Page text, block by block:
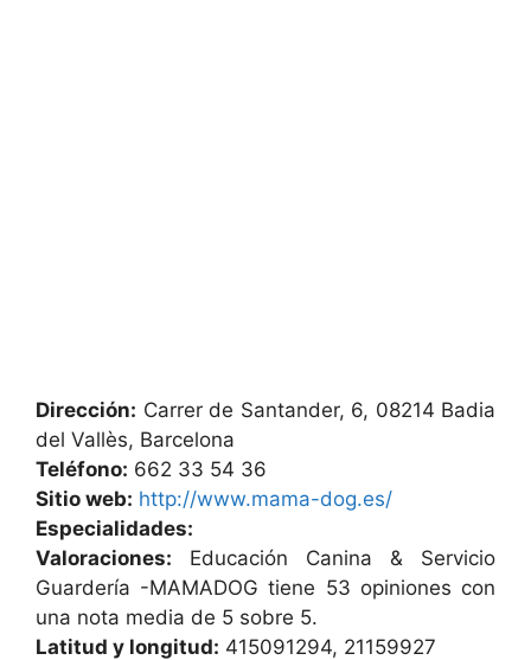
Dirección: Carrer de Santander, 6, 08214 Badia
del Vallès, Barcelona
Teléfono: 662 33 54 36
Sitio web: http://www.mama-dog.es/
Especialidades:
Valoraciones: Educación Canina & Servicio
Guardería -MAMADOG tiene 53 opiniones con
una nota media de 5 sobre 5.
Latitud y longitud: 415091294, 21159927